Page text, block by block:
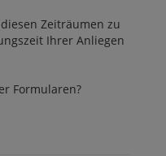
Zeiträumen zu
Ihrer Anliegen
Formularen?